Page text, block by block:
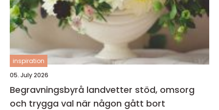
inspiration
05. July 2026
Begravningsbyrå landvetter stöd, omsorg
och trygga val när någon gått bort